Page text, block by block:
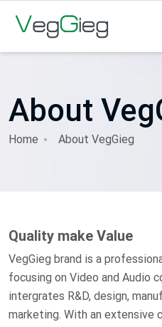
About
Home About VegGieg
Quality make Value
VegGieg brand is a
focusing on Video and Audio
intergrates R&D, design,
marketing. With an extensive